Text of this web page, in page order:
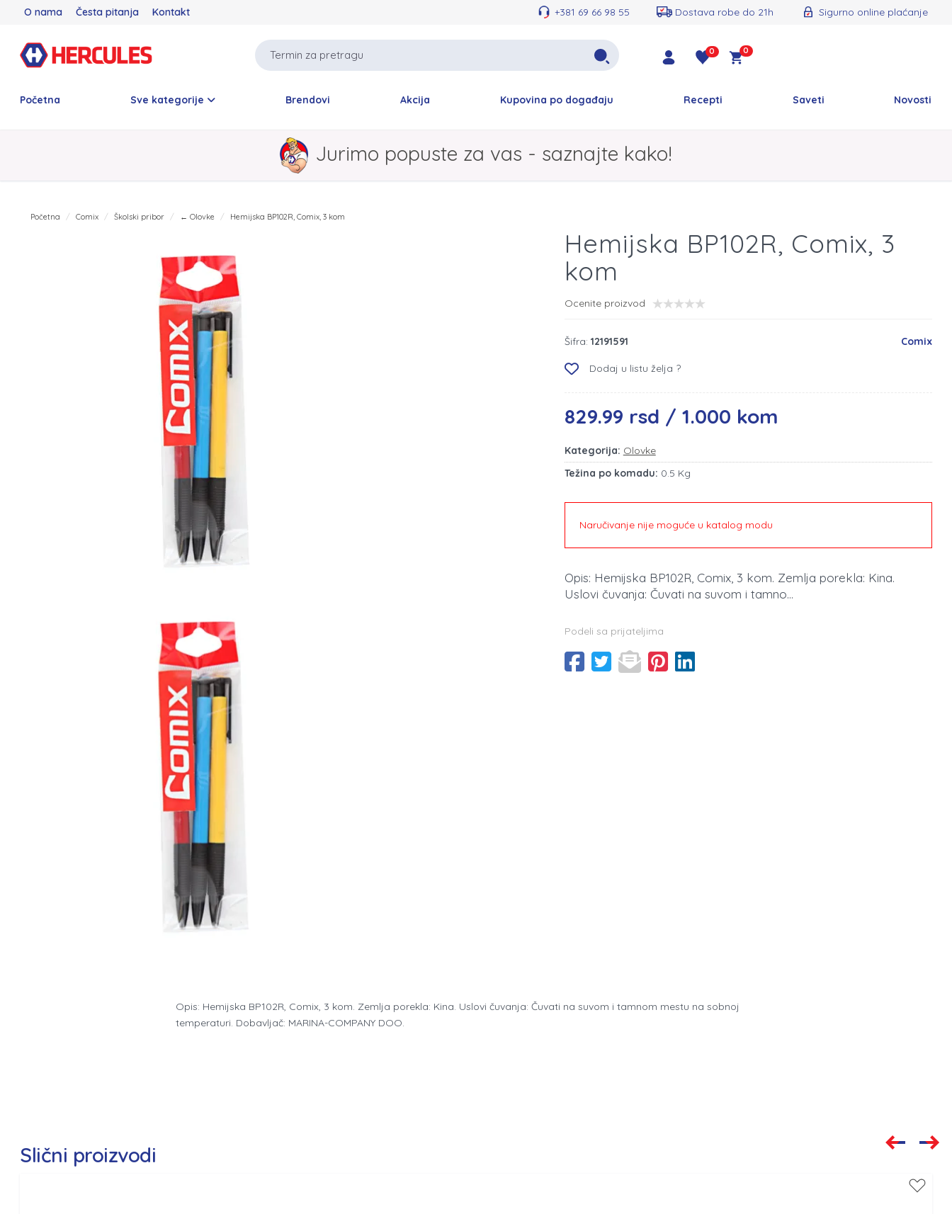
O nama Česta pitanja Kontakt +381 69 66 98 55 Dostava robe do 21h Sigurno online plaćanje
0 0
Početna Sve kategorije Brendovi Akcija Kupovina po događaju Recepti Saveti Novosti
Jurimo popuste za vas - saznajte kako!
Početna Comix Školski pribor ← Olovke Hemijska BP102R, Comix, 3 kom
Hemijska BP102R, Comix, 3
kom
Ocenite proizvod
Šifra: 12191591
Dodaj u listu želja ?
Comix
829.99 rsd / 1.000 kom
Kategorija: Olovke
Težina po komadu: 0.5 Kg
Naručivanje nije moguće u katalog modu
Opis: Hemijska BP102R, Comix, 3 kom. Zemlja porekla: Kina.
Uslovi čuvanja: Čuvati na suvom i tamno...
Podeli sa prijateljima
Opis: Hemijska BP102R, Comix, 3 kom. Zemlja porekla: Kina. Uslovi čuvanja: Čuvati na suvom i tamnom mestu na sobnoj
temperaturi. Dobavljač: MARINA-COMPANY DOO.
Slični proizvodi